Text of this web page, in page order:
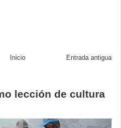
Entrada antigua
Inicio
lección de cultura